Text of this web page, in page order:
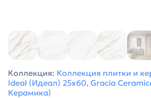
Коллекция: Коллекция плитки и
Ideal (Идеал) 25х60, Gracia
Керамика)